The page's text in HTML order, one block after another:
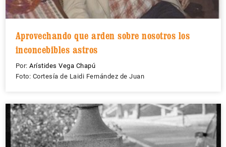
Aprovechando que arden sobre nosotros los
inconcebibles astros
Por: Arístides Vega Chapú
Foto: Cortesía de Laidi Fernández de Juan